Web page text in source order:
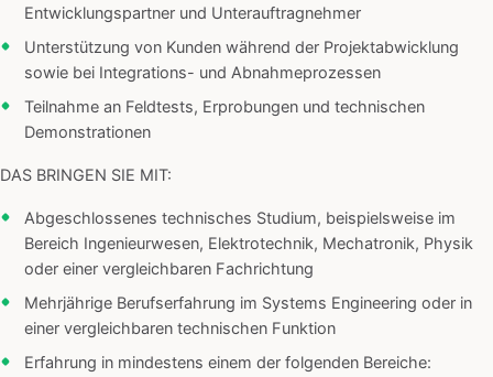
Entwicklungspartner und Unterauftragnehmer
Unterstützung von Kunden während der Projektabwicklung
sowie bei Integrations- und Abnahmeprozessen
Teilnahme an Feldtests, Erprobungen und technischen
Demonstrationen
DAS BRINGEN SIE MIT:
Abgeschlossenes technisches Studium, beispielsweise im
Bereich Ingenieurwesen, Elektrotechnik, Mechatronik, Physik
oder einer vergleichbaren Fachrichtung
Mehrjährige Berufserfahrung im Systems Engineering oder in
einer vergleichbaren technischen Funktion
Erfahrung in mindestens einem der folgenden Bereiche: